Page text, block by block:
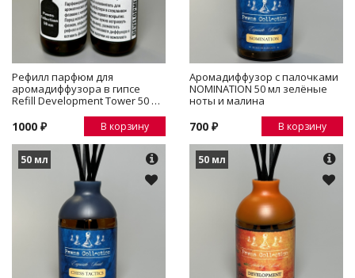
Рефилл парфюм для
аромадиффузора в гипсе
Refill Development Tower 50 мл
сливы и амбры
1000 ₽ В корзину
Аромадиффузор с палочками
NOMINATION 50 мл зелёные
ноты и малина
700 ₽ В корзину
50 мл 50 мл